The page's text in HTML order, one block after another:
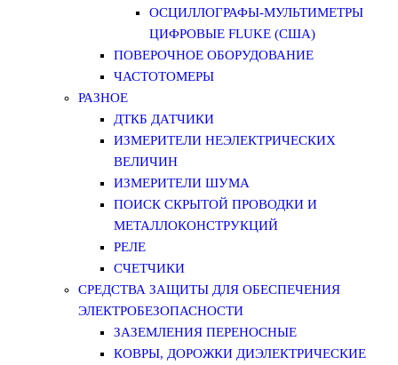
ОСЦИЛЛОГРАФЫ-МУЛЬТИМЕТРЫ
ЦИФРОВЫЕ FLUKE (США)
ПОВЕРОЧНОЕ ОБОРУДОВАНИЕ
ЧАСТОТОМЕРЫ
РАЗНОЕ
ДТКБ ДАТЧИКИ
ИЗМЕРИТЕЛИ НЕЭЛЕКТРИЧЕСКИХ
ВЕЛИЧИН
ИЗМЕРИТЕЛИ ШУМА
ПОИСК СКРЫТОЙ ПРОВОДКИ И
МЕТАЛЛОКОНСТРУКЦИЙ
РЕЛЕ
СЧЕТЧИКИ
СРЕДСТВА ЗАЩИТЫ ДЛЯ ОБЕСПЕЧЕНИЯ
ЭЛЕКТРОБЕЗОПАСНОСТИ
ЗАЗЕМЛЕНИЯ ПЕРЕНОСНЫЕ
КОВРЫ, ДОРОЖКИ ДИЭЛЕКТРИЧЕСКИЕ